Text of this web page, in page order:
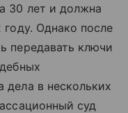
30 лет и должна
Однако после
передавать ключи
дела в нескольких
суд